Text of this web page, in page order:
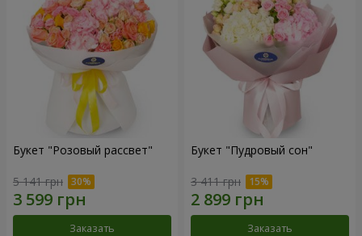
Букет "Розовый рассвет"
5 141 грн
Заказать
Букет "Пудровый сон"
3 411 грн
Заказать